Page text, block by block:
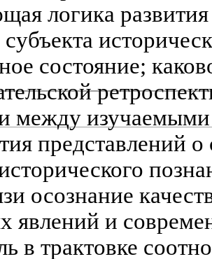
логика
состояние;
между
представлений
осознание
явлений и
в трактовке